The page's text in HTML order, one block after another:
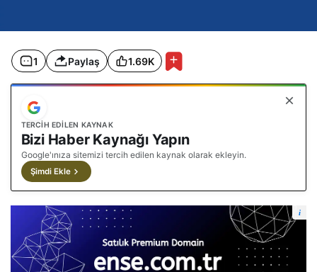
1 Paylaş 1.69K
TERCIH EDILEN KAYNAK
Bizi Haber Kaynağı Yapın
Google'ınıza sitemizi tercih edilen kaynak olarak ekleyin.
Şimdi Ekle
i